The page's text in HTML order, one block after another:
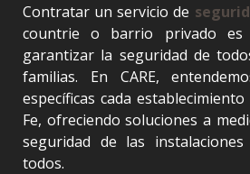
Contratar un servicio de
countrie o barrio privado es
garantizar la seguridad de
familias. En CARE,
específicas cada
Fe, ofreciendo soluciones a
seguridad de las
todos.